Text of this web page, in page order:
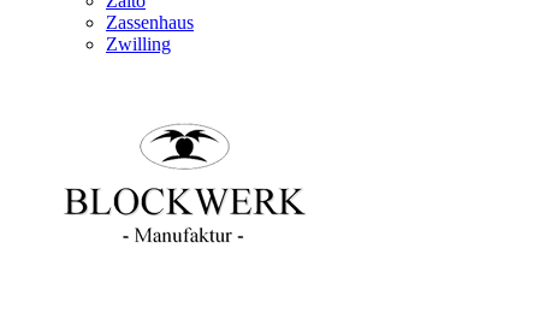
Zassenhaus
Zwilling